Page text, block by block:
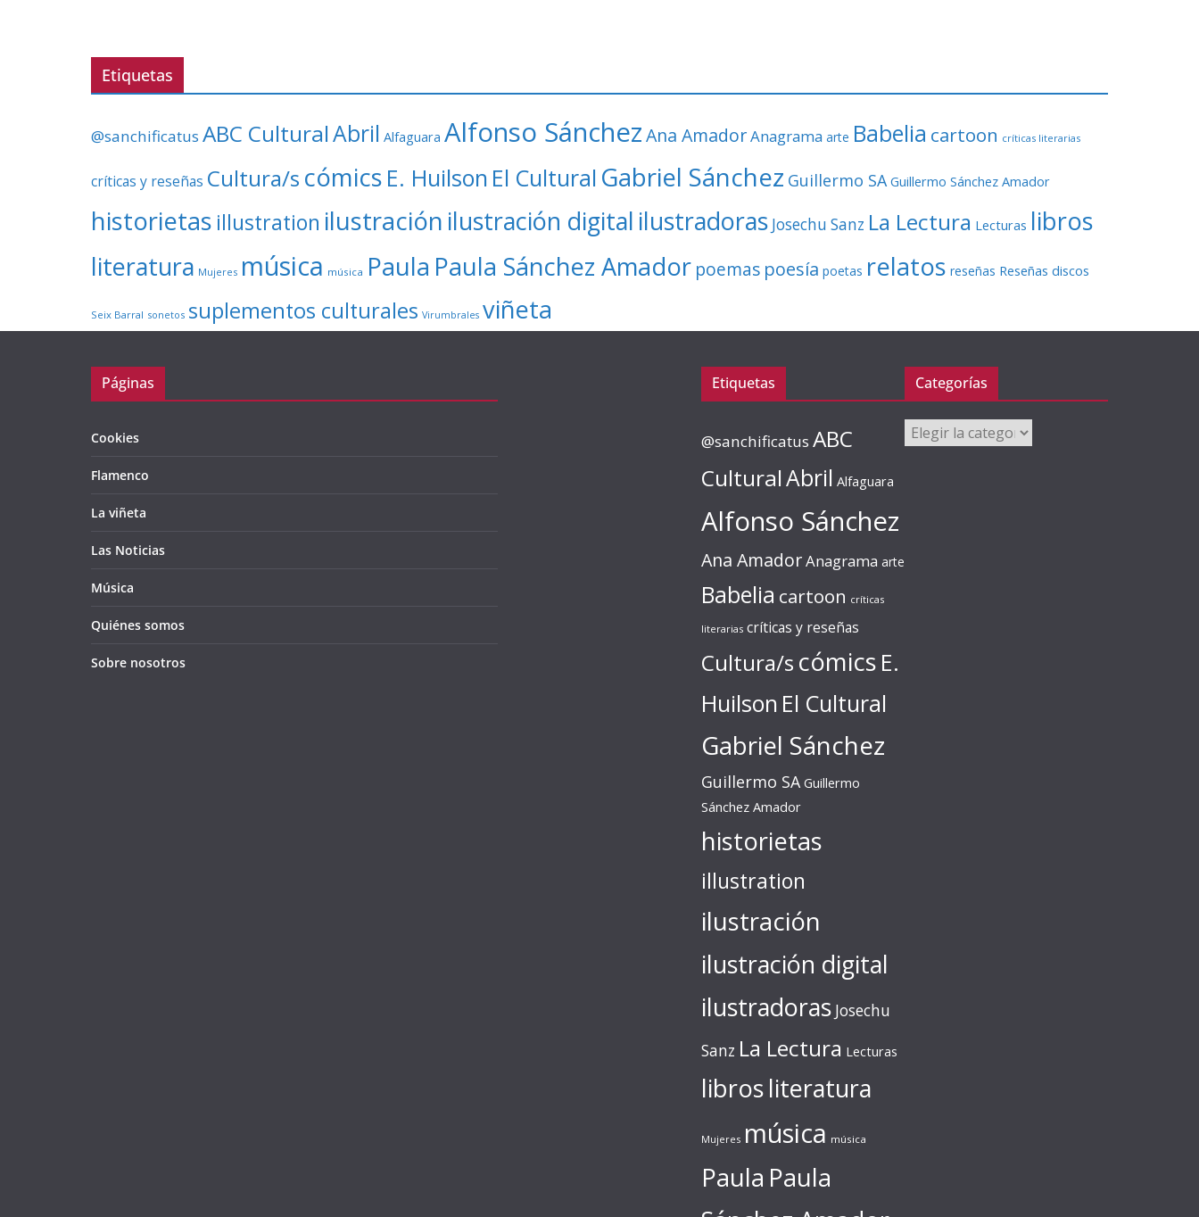
í
e
Etiquetas
@sanchificatus ABC CulturalAbril Alfaguara Alfonso SánchezAna AmadorAnagrama arte Babelia cartoon críticas literarias
críticas y reseñas Cultura/s cómics E. Huilson El Cultural Gabriel Sánchez Guillermo SA Guillermo Sánchez Amador
historietas illustration ilustración ilustración digital ilustradoras Josechu Sanz La Lectura Lecturas libros
literatura Mujeres música música Paula Paula Sánchez Amador poemas poesía poetas relatos reseñas Reseñas discos
Seix Barral sonetos suplementos culturales Virumbrales viñeta
Páginas
Cookies
Flamenco
La viñeta
Las Noticias
Música
Quiénes somos
Sobre nosotros
Etiquetas
@sanchificatus ABC
CulturalAbril Alfaguara
Alfonso Sánchez
Ana AmadorAnagrama arte
Babelia cartoon críticas
literarias críticas y reseñas
Cultura/s cómics E.
Huilson El Cultural
Gabriel Sánchez
Guillermo SA Guillermo
Sánchez Amador
historietas
illustration
ilustración
ilustración digital
ilustradoras Josechu
Sanz La Lectura Lecturas
librosliteratura
Mujeres música música
Paula Paula
Categorías
Categorías